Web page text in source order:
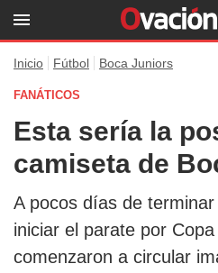
Inicio Fútbol Boca Juniors
FANÁTICOS
Esta sería la
camiseta de
A pocos días de
iniciar el parate por
comenzaron a circular